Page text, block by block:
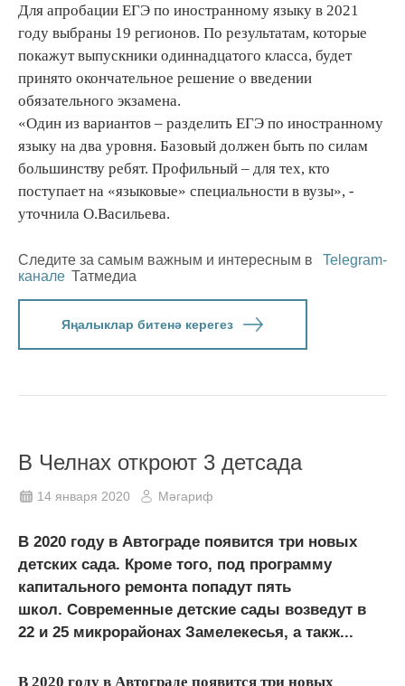
Для апробации ЕГЭ по иностранному языку в 2021
году выбраны 19 регионов. По результатам, которые
покажут выпускники одиннадцатого класса, будет
принято окончательное решение о введении
обязательного экзамена.
«Один из вариантов – разделить ЕГЭ по иностранному
языку на два уровня. Базовый должен быть по силам
большинству ребят. Профильный – для тех, кто
поступает на «языковые» специальности в вузы», -
уточнила О.Васильева.
Следите за самым важным и интересным в
Telegram-
канале Татмедиа
Яңалыклар битенә керегез
В Челнах откроют 3 детсада
14 января 2020 Мәгариф
В 2020 году в Автограде появится три новых
детских сада. Кроме того, под программу
капитального ремонта попадут пять
школ. Современные детские сады возведут в
22 и 25 микрорайонах Замелекесья, а такж...
В 2020 году в Автограде появится три новых